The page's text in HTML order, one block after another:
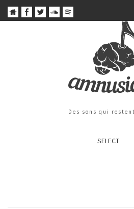
Des sons qui
SELECT